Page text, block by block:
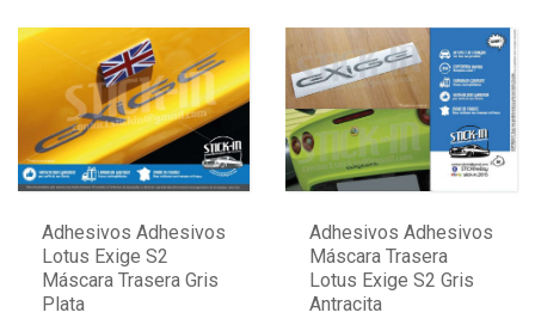
Adhesivos Adhesivos
Lotus Exige S2
Máscara Trasera Gris
Plata
Adhesivos Adhesivos
Máscara Trasera
Lotus Exige S2 Gris
Antracita